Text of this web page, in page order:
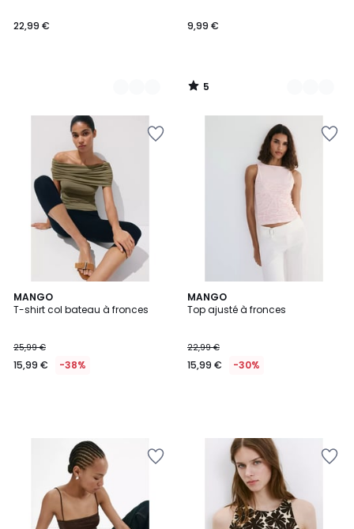
€.
22,99 € 9,99 €
5
/
MANGO
T-shirt col bateau à fronces
25,99 €
15,99 € -38%
MANGO
Top ajusté à fronces
22,99 €
15,99 € -30%